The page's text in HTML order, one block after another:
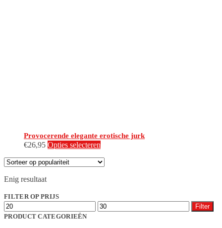
Provocerende elegante erotische jurk
€26,95 Opties selecteren
heeft
kan
Enig resultaat
FILTER OP PRIJS
Min.
prijs
Max.
prijs
Filter
PRODUCT CATEGORIEËN